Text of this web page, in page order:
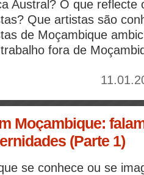
Austral? O que reflecte
Que artistas são
de Moçambique
fora de
Moçambique:
(Parte 1)
se conhece ou se